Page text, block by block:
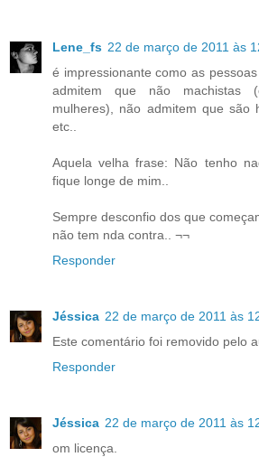
Lene_fs 22 de março de 2011 às
é impressionante como as
admitem que não machistas
mulheres), não admitem que são
etc..
Aquela velha frase: Não tenho
fique longe de mim..
Sempre desconfio dos que
não tem nda contra.. ¬¬
Responder
Jéssica 22 de março de 2011 às
Este comentário foi removido pelo
Responder
Jéssica 22 de março de 2011 às
om licença.